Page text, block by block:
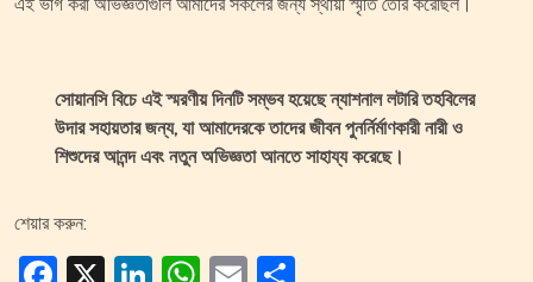
সোয়ানসি বিচে এই স্মরণীয় দিনটি সম্ভব হয়েছে ন্যাশনাল লটারি তহবিলের
উদার সহায়তার জন্য, যা আমাদেরকে তাদের জীবন পুনর্নির্মাণকারী নারী ও
শিশুদের আনন্দ এবং নতুন অভিজ্ঞতা আনতে সাহায্য করেছে।
শেয়ার করুন: